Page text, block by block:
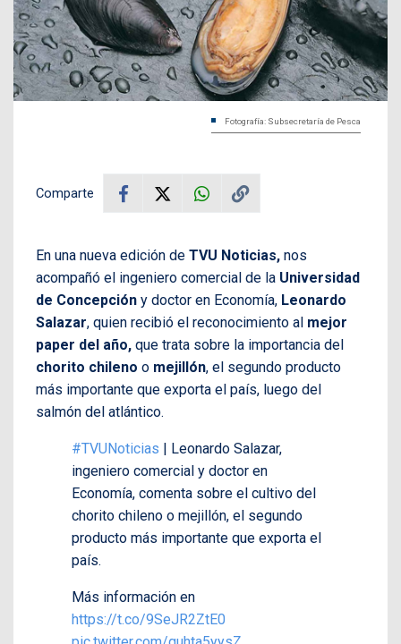
Fotografía: Subsecretaría de Pesca
Comparte
En una nueva edición de TVU Noticias, nos
acompañó el ingeniero comercial de la Universidad
de Concepción y doctor en Economía, Leonardo
Salazar, quien recibió el reconocimiento al mejor
paper del año, que trata sobre la importancia del
chorito chileno o mejillón, el segundo producto
más importante que exporta el país, luego del
salmón del atlántico.
#TVUNoticias | Leonardo Salazar,
ingeniero comercial y doctor en
Economía, comenta sobre el cultivo del
chorito chileno o mejillón, el segundo
producto más importante que exporta el
país.
Más información en
https://t.co/9SeJR2ZtE0